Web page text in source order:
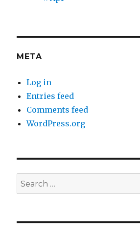
META
Log in
Entries feed
Comments feed
WordPress.org
Search
for: